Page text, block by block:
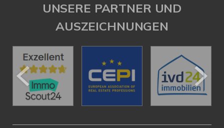
UNSERE PARTNER UND
AUSZEICHNUNGEN